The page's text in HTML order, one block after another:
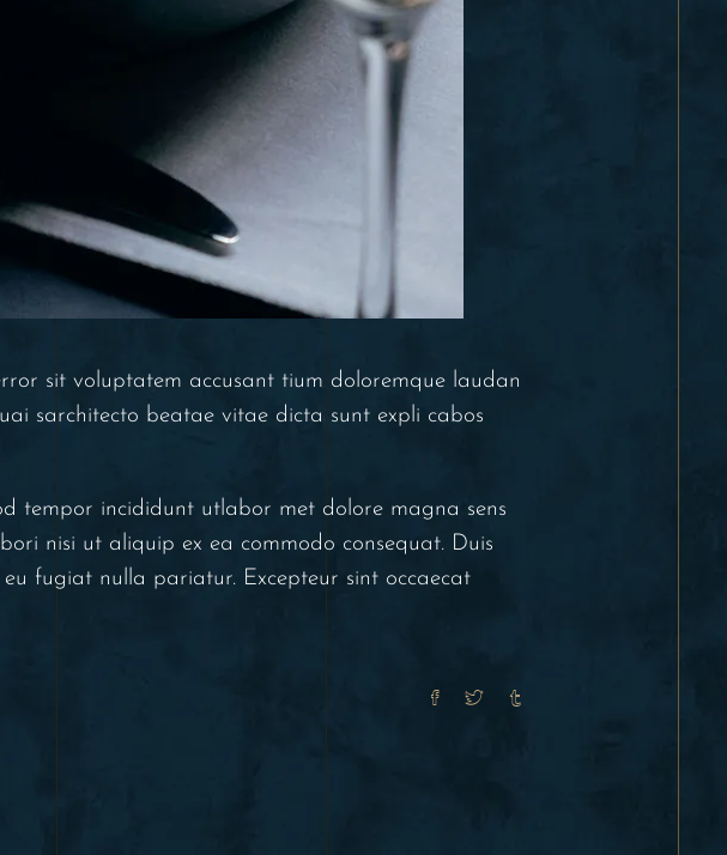
sit voluptatem accusant tium doloremque laudan
sarchitecto beatae vitae dicta sunt expli cabos
tempor incididunt utlabor met dolore magna sens
nisi ut aliquip ex ea commodo consequat. Duis
fugiat nulla pariatur. Excepteur sint occaecat